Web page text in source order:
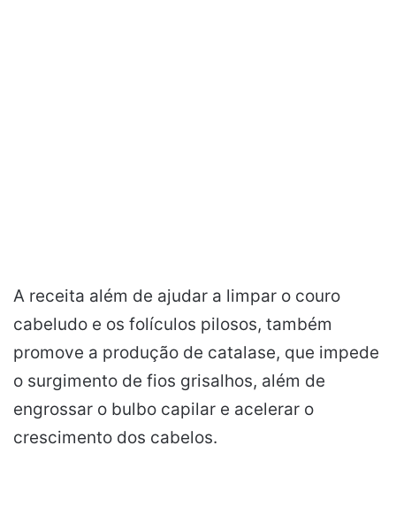
A receita além de ajudar a limpar o couro
cabeludo e os folículos pilosos, também
promove a produção de catalase, que impede
o surgimento de fios grisalhos, além de
engrossar o bulbo capilar e acelerar o
crescimento dos cabelos.